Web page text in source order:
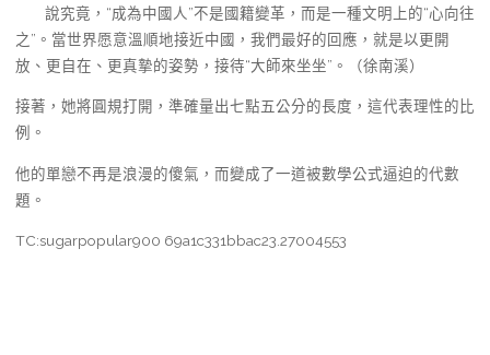
說究竟，“成為中國人”不是國籍變革，而是一種文明上的“心向往
之”。當世界愿意溫順地接近中國，我們最好的回應，就是以更開
放、更自在、更真摯的姿勢，接待“大師來坐坐”。（徐南溪）
接著，她將圓規打開，準確量出七點五公分的長度，這代表理性的比
例。
他的單戀不再是浪漫的傻氣，而變成了一道被數學公式逼迫的代數
題。
TC:sugarpopular900 69a1c331bbac23.27004553